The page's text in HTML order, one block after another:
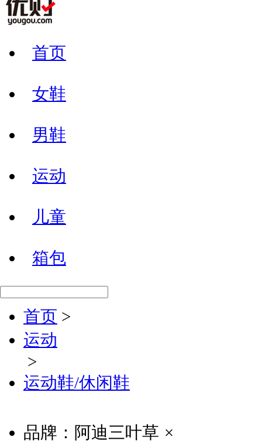
首页
女鞋
男鞋
运动
儿童
箱包
首页 >
运动
>
运动鞋/休闲鞋
品牌： 阿迪三叶草 ×